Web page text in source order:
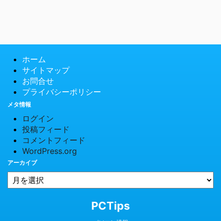
ホーム
サイトマップ
お問合せ
プライバシーポリシー
メタ情報
ログイン
投稿フィード
コメントフィード
WordPress.org
アーカイブ
PCTips
© 2026 PCTips